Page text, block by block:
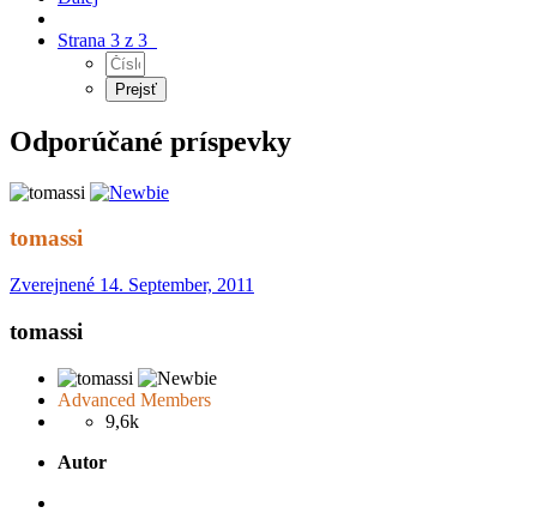
Strana 3 z 3
Odporúčané príspevky
tomassi
Zverejnené 14. September, 2011
tomassi
Advanced Members
9,6k
Autor